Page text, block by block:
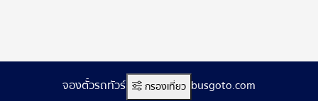
กรองเที่ยว
จองตั๋วรถทัวร์ออนไลน์ www.busgoto.com